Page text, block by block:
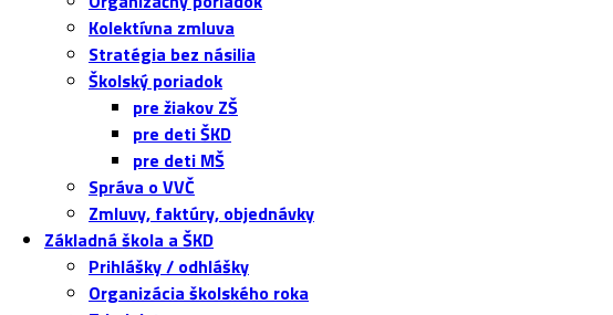
Kolektívna zmluva
Stratégia bez násilia
Školský poriadok
pre žiakov ZŠ
pre deti ŠKD
pre deti MŠ
Správa o VVČ
Zmluvy, faktúry, objednávky
Základná škola a ŠKD
Prihlášky / odhlášky
Organizácia školského roka